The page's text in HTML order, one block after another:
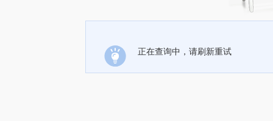
正在查询中，请刷新重试